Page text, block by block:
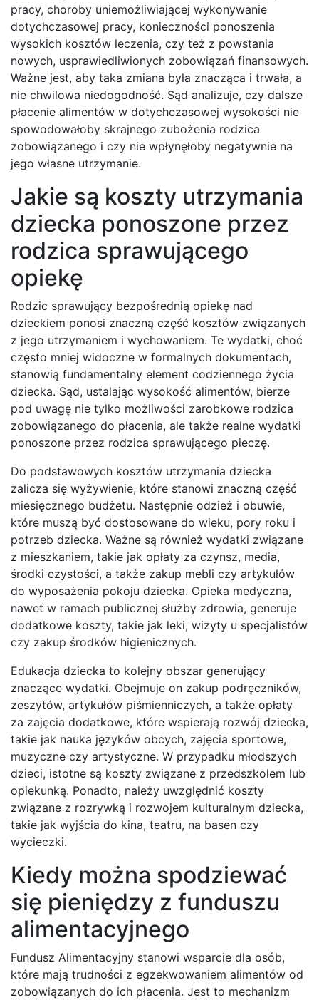
pracy, choroby uniemożliwiającej wykonywanie
dotychczasowej pracy, konieczności ponoszenia
wysokich kosztów leczenia, czy też z powstania
nowych, usprawiedliwionych zobowiązań finansowych.
Ważne jest, aby taka zmiana była znacząca i trwała, a
nie chwilowa niedogodność. Sąd analizuje, czy dalsze
płacenie alimentów w dotychczasowej wysokości nie
spowodowałoby skrajnego zubożenia rodzica
zobowiązanego i czy nie wpłynęłoby negatywnie na
jego własne utrzymanie.
Jakie są koszty utrzymania
dziecka ponoszone przez
rodzica sprawującego
opiekę
Rodzic sprawujący bezpośrednią opiekę nad
dzieckiem ponosi znaczną część kosztów związanych
z jego utrzymaniem i wychowaniem. Te wydatki, choć
często mniej widoczne w formalnych dokumentach,
stanowią fundamentalny element codziennego życia
dziecka. Sąd, ustalając wysokość alimentów, bierze
pod uwagę nie tylko możliwości zarobkowe rodzica
zobowiązanego do płacenia, ale także realne wydatki
ponoszone przez rodzica sprawującego pieczę.
Do podstawowych kosztów utrzymania dziecka
zalicza się wyżywienie, które stanowi znaczną część
miesięcznego budżetu. Następnie odzież i obuwie,
które muszą być dostosowane do wieku, pory roku i
potrzeb dziecka. Ważne są również wydatki związane
z mieszkaniem, takie jak opłaty za czynsz, media,
środki czystości, a także zakup mebli czy artykułów
do wyposażenia pokoju dziecka. Opieka medyczna,
nawet w ramach publicznej służby zdrowia, generuje
dodatkowe koszty, takie jak leki, wizyty u specjalistów
czy zakup środków higienicznych.
Edukacja dziecka to kolejny obszar generujący
znaczące wydatki. Obejmuje on zakup podręczników,
zeszytów, artykułów piśmienniczych, a także opłaty
za zajęcia dodatkowe, które wspierają rozwój dziecka,
takie jak nauka języków obcych, zajęcia sportowe,
muzyczne czy artystyczne. W przypadku młodszych
dzieci, istotne są koszty związane z przedszkolem lub
opiekunką. Ponadto, należy uwzględnić koszty
związane z rozrywką i rozwojem kulturalnym dziecka,
takie jak wyjścia do kina, teatru, na basen czy
wycieczki.
Kiedy można spodziewać
się pieniędzy z funduszu
alimentacyjnego
Fundusz Alimentacyjny stanowi wsparcie dla osób,
które mają trudności z egzekwowaniem alimentów od
zobowiązanych do ich płacenia. Jest to mechanizm